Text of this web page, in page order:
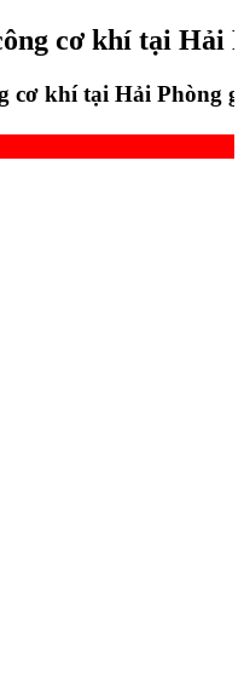
cơ khí tại Hải
khí tại Hải Phòng giá